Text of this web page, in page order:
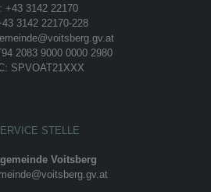
+43 3142 22170
3142 22170-228
2083 9000 0000 2980
SPVOAT21XXX
STELLE
Voitsberg